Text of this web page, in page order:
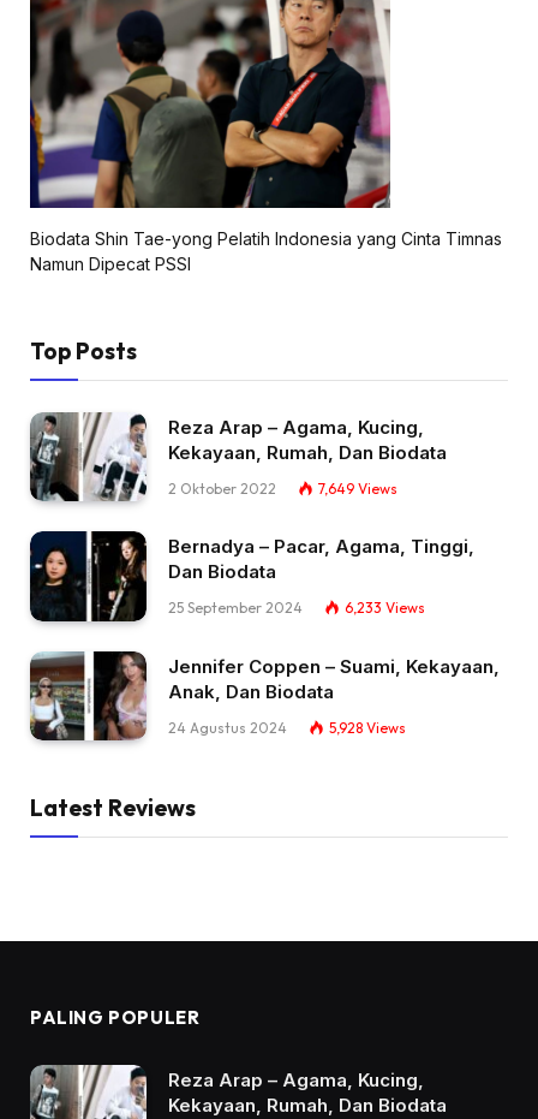
Biodata Shin Tae-yong Pelatih Indonesia yang Cinta Timnas
Namun Dipecat PSSI
Top Posts
Reza Arap – Agama, Kucing,
Kekayaan, Rumah, Dan Biodata
2 Oktober 2022 7,649 Views
Bernadya – Pacar, Agama, Tinggi,
Dan Biodata
25 September 2024 6,233 Views
Jennifer Coppen – Suami, Kekayaan,
Anak, Dan Biodata
24 Agustus 2024 5,928 Views
Latest Reviews
PALING POPULER
Reza Arap – Agama, Kucing,
Kekayaan, Rumah, Dan Biodata